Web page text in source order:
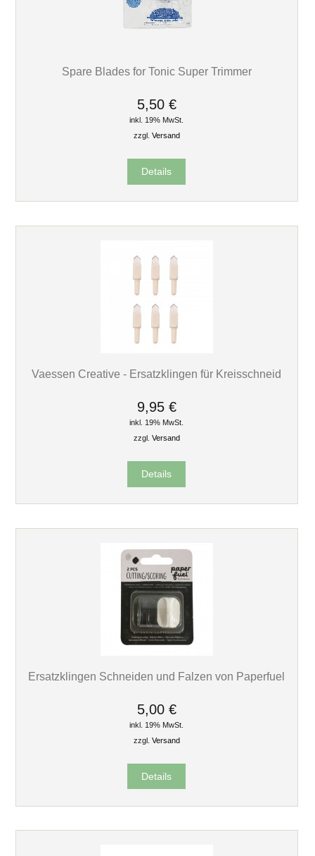
Spare Blades for Tonic Super Trimmer
5,50 €
inkl. 19% MwSt.
zzgl. Versand
Details
Vaessen Creative - Ersatzklingen für Kreisschneid
9,95 €
inkl. 19% MwSt.
zzgl. Versand
Details
Ersatzklingen Schneiden und Falzen von Paperfuel
5,00 €
inkl. 19% MwSt.
zzgl. Versand
Details